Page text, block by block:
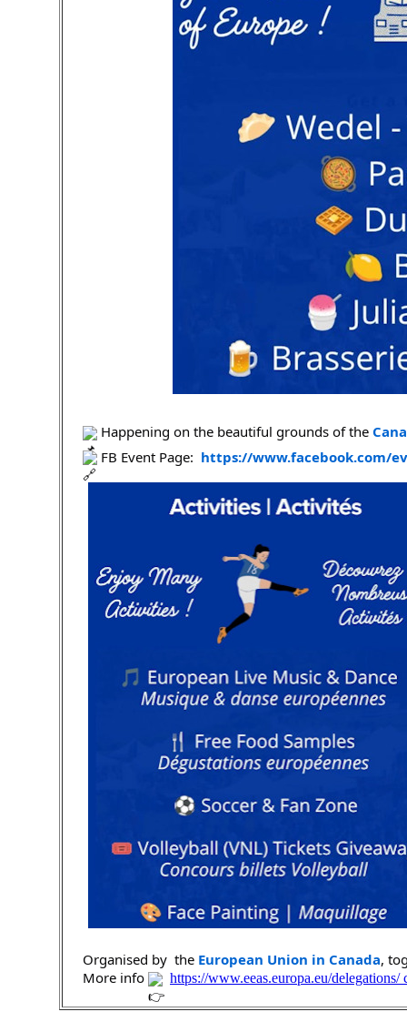
Happening on the beautiful grounds of the
FB Event Page: https://www.facebook.com/
Organised by  the European Union in Canada,
More info
https://www.eeas.europa.eu/